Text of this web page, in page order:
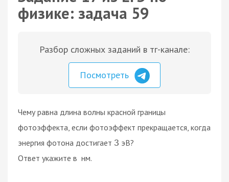
физике: задача 59
Разбор сложных заданий в тг-канале:
Посмотреть
Чему равна длина волны красной границы
фотоэффекта, если фотоэффект прекращается, когда
энергия фотона достигает 3 эВ?
Ответ укажите в нм.